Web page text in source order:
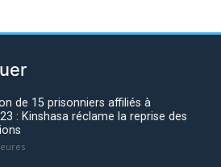
de 15 prisonniers affiliés à
: Kinshasa réclame la reprise des